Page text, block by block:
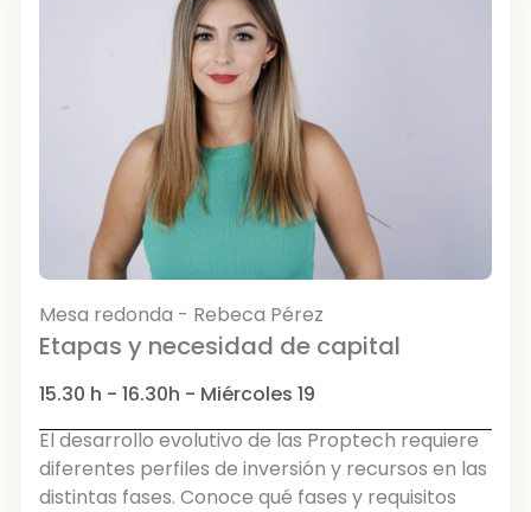
Mesa redonda - Rebeca Pérez
Etapas y necesidad de capital
15.30 h - 16.30h - Miércoles 19
El desarrollo evolutivo de las Proptech requiere
diferentes perfiles de inversión y recursos en las
distintas fases. Conoce qué fases y requisitos